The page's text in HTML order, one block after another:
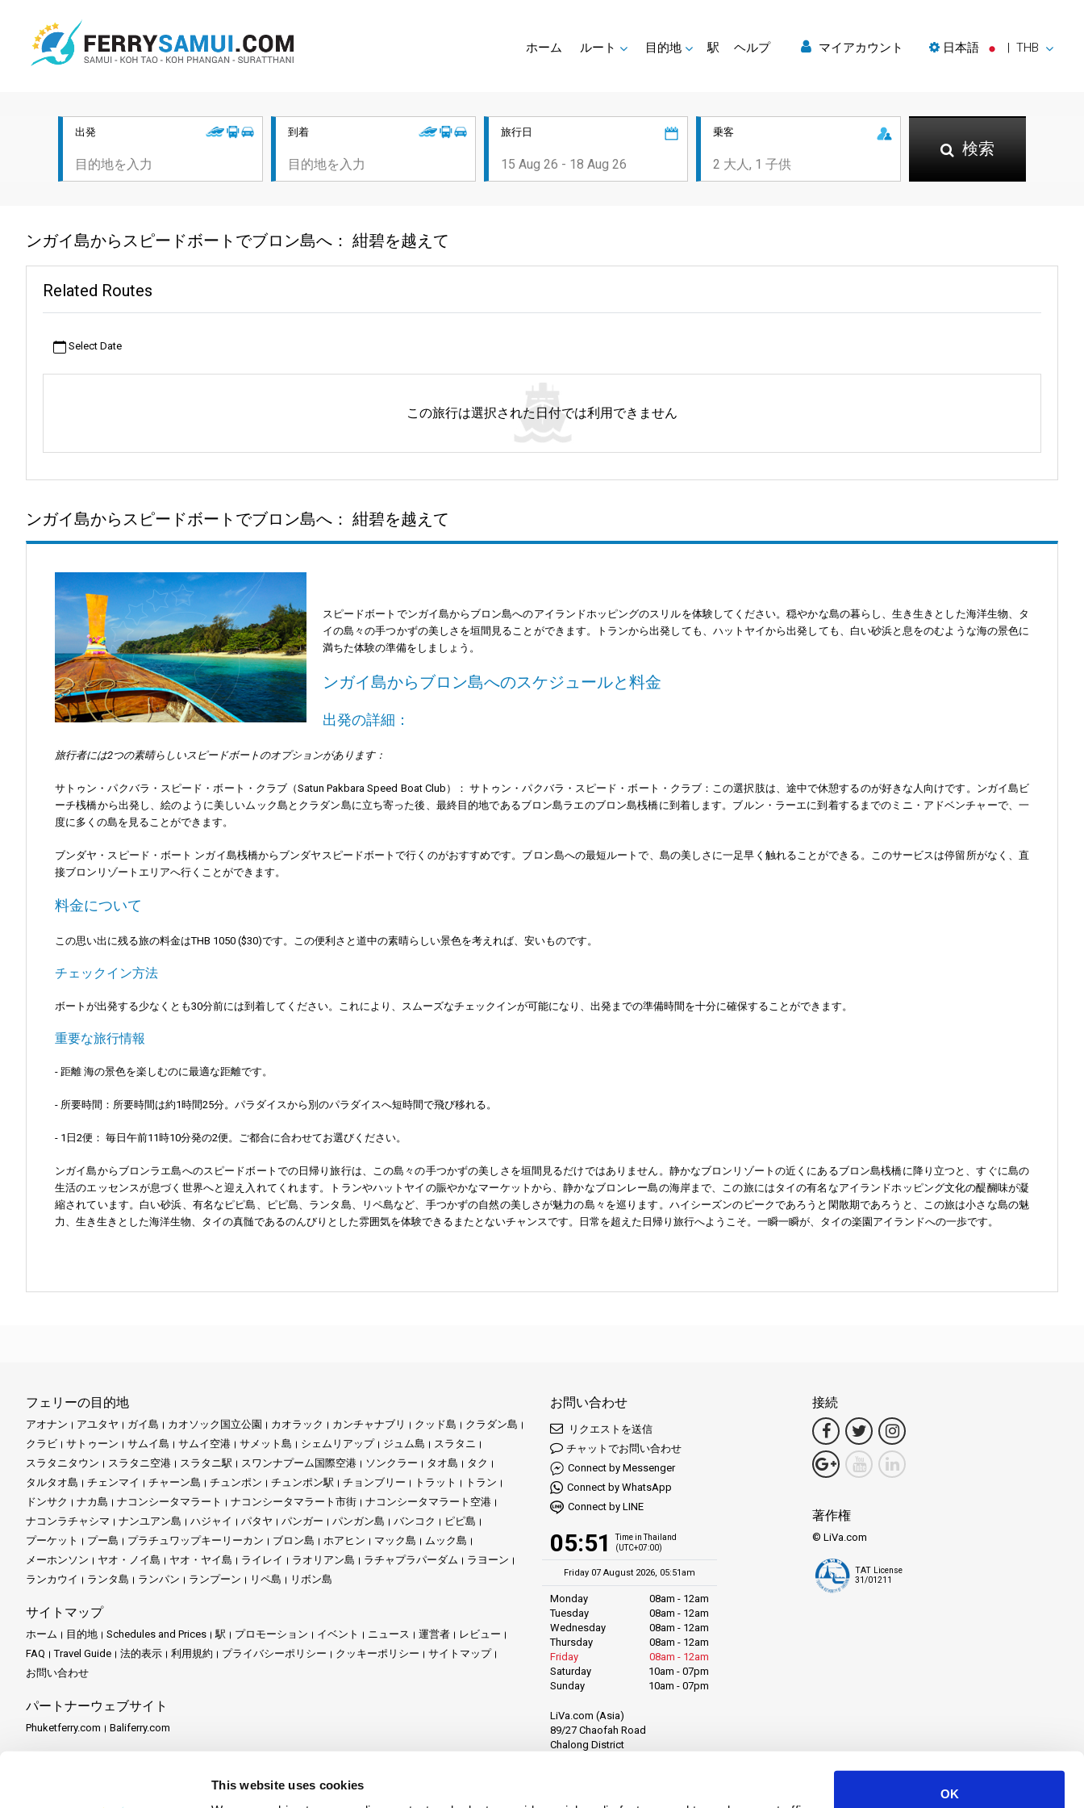
This website uses cookies
OK
ホーム ルート 目的地 駅 ヘルプ マイアカウント 日本語 | THB
出発 到着 旅行日 乗客
検索
ンガイ島からスピードボートでブロン島へ： 紺碧を越えて
Related Routes
Select Date
この旅行は選択された日付では利用できません
ンガイ島からスピードボートでブロン島へ： 紺碧を越えて
スピードボートでンガイ島からブロン島へのアイランドホッピングのスリルを体験してください。穏やかな島の暮らし、生き生きとした海洋生物、タ
イの島々の手つかずの美しさを垣間見ることができます。トランから出発しても、ハットヤイから出発しても、白い砂浜と息をのむような海の景色に
満ちた体験の準備をしましょう。
ンガイ島からブロン島へのスケジュールと料金
出発の詳細：
旅行者には2つの素晴らしいスピードボートのオプションがあります：
サトゥン・パクバラ・スピード・ボート・クラブ（Satun Pakbara Speed Boat Club）： サトゥン・パクバラ・スピード・ボート・クラブ：この選択肢は、途中で休憩するのが好きな人向けです。ンガイ島ビ
ーチ桟橋から出発し、絵のように美しいムック島とクラダン島に立ち寄った後、最終目的地であるブロン島ラエのブロン島桟橋に到着します。ブルン・ラーエに到着するまでのミニ・アドベンチャーで、一
度に多くの島を見ることができます。
ブンダヤ・スピード・ボート ンガイ島桟橋からブンダヤスピードボートで行くのがおすすめです。ブロン島への最短ルートで、島の美しさに一足早く触れることができる。このサービスは停留所がなく、直
接ブロンリゾートエリアへ行くことができます。
料金について
この思い出に残る旅の料金はTHB 1050 ($30)です。この便利さと道中の素晴らしい景色を考えれば、安いものです。
チェックイン方法
ボートが出発する少なくとも30分前には到着してください。これにより、スムーズなチェックインが可能になり、出発までの準備時間を十分に確保することができます。
重要な旅行情報
- 距離 海の景色を楽しむのに最適な距離です。
- 所要時間：所要時間は約1時間25分。パラダイスから別のパラダイスへ短時間で飛び移れる。
- 1日2便： 毎日午前11時10分発の2便。ご都合に合わせてお選びください。
ンガイ島からブロンラエ島へのスピードボートでの日帰り旅行は、この島々の手つかずの美しさを垣間見るだけではありません。静かなブロンリゾートの近くにあるブロン島桟橋に降り立つと、すぐに島の
生活のエッセンスが息づく世界へと迎え入れてくれます。トランやハットヤイの賑やかなマーケットから、静かなブロンレー島の海岸まで、この旅にはタイの有名なアイランドホッピング文化の醍醐味が凝
縮されています。白い砂浜、有名なピピ島、ピピ島、ランタ島、リペ島など、手つかずの自然の美しさが魅力の島々を巡ります。ハイシーズンのピークであろうと閑散期であろうと、この旅は小さな島の魅
力、生き生きとした海洋生物、タイの真髄であるのんびりとした雰囲気を体験できるまたとないチャンスです。日常を超えた日帰り旅行へようこそ。一瞬一瞬が、タイの楽園アイランドへの一歩です。
フェリーの目的地
アオナン アユタヤ ガイ島 カオソック国立公園 カオラック カンチャナブリ クッド島
クラダン島
クラビ
サトゥーン サムイ島 サムイ空港 サメット島 シェムリアップ ジュム島
スラタニ
スラタニタウン
スラタニ空港 スラタニ駅 スワンナプーム国際空港 ソンクラー タオ島
タク
タルタオ島
チェンマイ チャーン島 チュンポン チュンポン駅 チョンブリー トラット
トラン
ドンサク
ナカ島 ナコンシータマラート ナコンシータマラート市街
ナコンシータマラート空港
ナコンラチャシマ
ナンユアン島 ハジャイ パタヤ パンガー パンガン島 バンコク
ピピ島
プーケット
プー島 プラチュワップキーリーカン ブロン島 ホアヒン マック島
ムック島
メーホンソン
ヤオ・ノイ島 ヤオ・ヤイ島 ライレイ ラオリアン島 ラチャプラパーダム
ラヨーン
ランカウイ
ランタ島 ランパン ランプーン リペ島 リボン島
サイトマップ
ホーム 目的地 Schedules and Prices 駅 プロモーション イベント ニュース 運営者
レビュー
FAQ
Travel Guide 法的表示 利用規約 プライバシーポリシー クッキーポリシー
サイトマップ
お問い合わせ
パートナーウェブサイト
Phuketferry.com Baliferry.com
パートナーになる Travel Agent Program
お問い合わせ
リクエストを送信
チャットでお問い合わせ
Connect by Messenger
Connect by WhatsApp
Connect by LINE
05:51
Time in Thailand
(UTC+07:00)
Friday 07 August 2026, 05:51am
Monday
08am - 12am
Tuesday
08am - 12am
Wednesday
08am - 12am
Thursday
08am - 12am
Friday
08am - 12am
Saturday
10am - 07pm
Sunday
10am - 07pm
LiVa.com (Asia)
89/27 Chaofah Road
Chalong District
接続
著作権
© LiVa.com
TAT License
31/01211